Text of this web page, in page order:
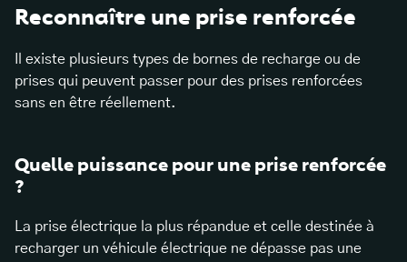
Reconnaître une prise renforcée
Il existe plusieurs types de bornes de recharge ou de
prises qui peuvent passer pour des prises renforcées
sans en être réellement.
Quelle puissance pour une prise renforcée
?
La prise électrique la plus répandue et celle destinée à
recharger un véhicule électrique ne dépasse pas une